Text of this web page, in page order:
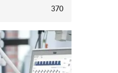
370